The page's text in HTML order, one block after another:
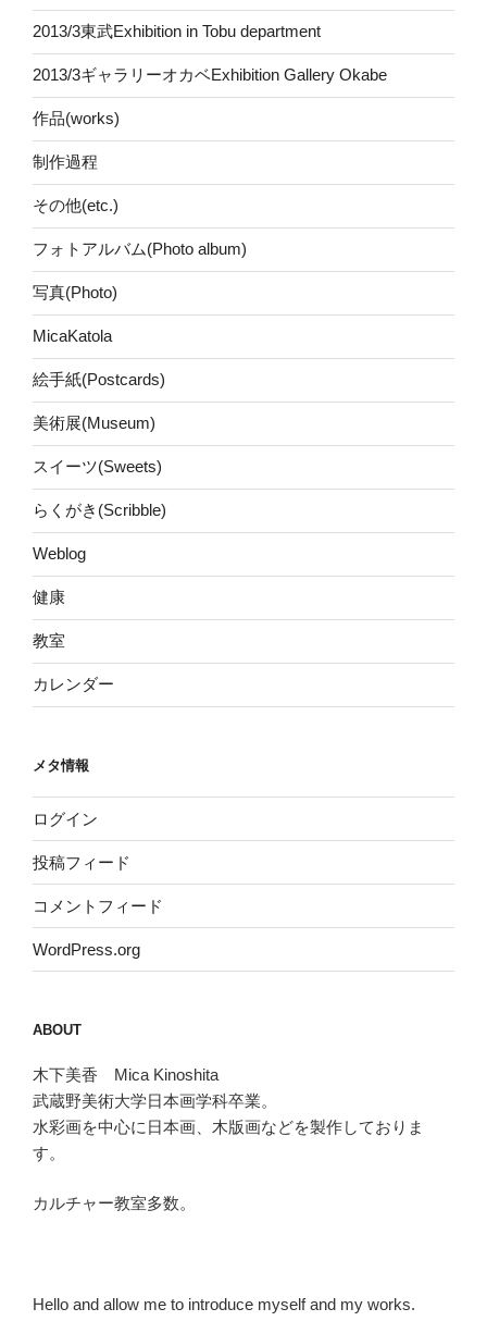
2013/3東武Exhibition in Tobu department
2013/3ギャラリーオカベExhibition Gallery Okabe
作品(works)
制作過程
その他(etc.)
フォトアルバム(Photo album)
写真(Photo)
MicaKatola
絵手紙(Postcards)
美術展(Museum)
スイーツ(Sweets)
らくがき(Scribble)
Weblog
健康
教室
カレンダー
メタ情報
ログイン
投稿フィード
コメントフィード
WordPress.org
ABOUT
木下美香 Mica Kinoshita
武蔵野美術大学日本画学科卒業。
水彩画を中心に日本画、木版画などを製作しておりま
す。
カルチャー教室多数。
Hello and allow me to introduce myself and my works.